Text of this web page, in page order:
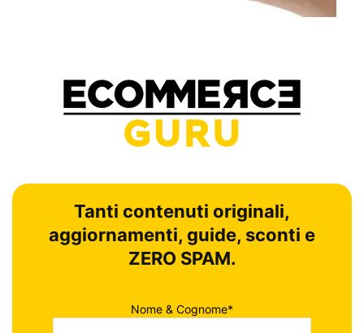
Tanti contenuti originali,
aggiornamenti, guide, sconti e
ZERO SPAM.
Nome & Cognome*